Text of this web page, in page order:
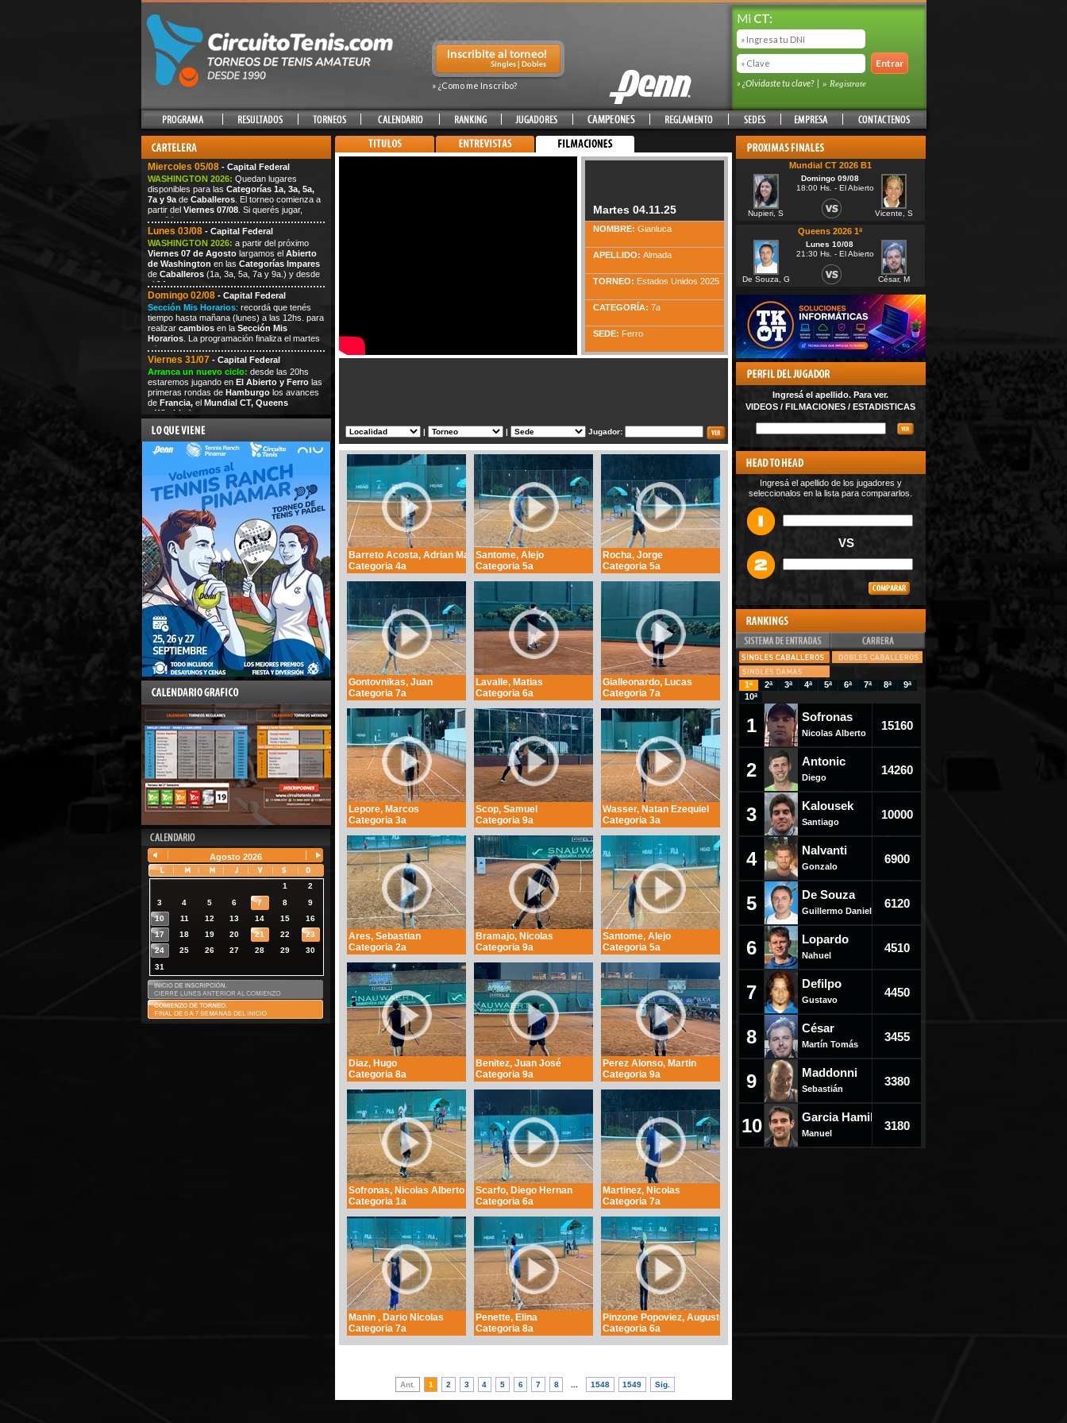
» ¿Como me Inscribo?
Mi CT:
» ¿Olvidaste tu clave? | » Registrate
Miercoles 05/08 - Capital Federal
WASHINGTON 2026: Quedan lugares
disponibles para las Categorías 1a, 3a, 5a,
7a y 9a deCaballeros. El torneo comienza a
partir del Viernes 07/08. Si querés jugar,
escribi
Lunes 03/08 - Capital Federal
WASHINGTON 2026: a partir del próximo
Viernes 07 de Agosto largamos el Abierto
de Washington en las Categorías Impares
de Caballeros(1a, 3a, 5a, 7a y 9a.) y desde
el14
Domingo 02/08 - Capital Federal
Sección Mis Horarios: recordá que tenés
tiempo hasta mañana (lunes) a las 12hs. para
realizar cambios en la Sección Mis
Horarios. La programación finaliza el martes
a las
Viernes 31/07 - Capital Federal
Arranca un nuevo ciclo: desde las 20hs
estaremos jugando en El Abierto y Ferro las
primeras rondas de Hamburgo los avances
de Francia,el Mundial CT, Queens
Wimbledon
Agosto 2026
1
2
3
4 5 6 7 8
9
10
11 12 13 14 15
16
17
18 19 20 21 22
23
24
25 26 27 28 29
30
31
Martes 04.11.25
NOMBRE: Gianluca
APELLIDO: Almada
TORNEO: Estados Unidos 2025
CATEGORÍA: 7a
SEDE: Ferro
| | Jugador:
Barreto Acosta, Adrian Martin
Categoria 4a
Santome, Alejo
Categoria 5a
Rocha, Jorge
Categoria 5a
Gontovnikas, Juan
Categoria 7a
Lavalle, Matias
Categoria 6a
Gialleonardo, Lucas
Categoria 7a
Lepore, Marcos
Categoria 3a
Scop, Samuel
Categoria 9a
Wasser, Natan Ezequiel
Categoria 3a
Ares, Sebastian
Categoria 2a
Bramajo, Nicolas
Categoria 9a
Santome, Alejo
Categoria 5a
Diaz, Hugo
Categoria 8a
Benitez, Juan José
Categoria 9a
Perez Alonso, Martin
Categoria 9a
Sofronas, Nicolas Alberto
Categoria 1a
Scarfo, Diego Hernan
Categoria 6a
Martinez, Nicolas
Categoria 7a
Manin , Dario Nicolas
Categoria 7a
Penette, Elina
Categoria 8a
Pinzone Popoviez, Augusto Ezequiel
Categoria 6a
Ant. 1 2 3 4 5 6 7 8 1548 1549 Sig.
Mundial CT 2026 B1
Nupieri, S
Domingo 09/08
18:00 Hs. - El Abierto
Vicente, S
Queens 2026 1ª
De Souza, G
Lunes 10/08
21:30 Hs. - El Abierto
César, M
Ingresá el apellido. Para ver.
VIDEOS / FILMACIONES / ESTADISTICAS
Ingresá el apellido de los jugadores y
seleccionalos en la lista para compararlos.
VS
1ª 2ª 3ª 4ª 5ª 6ª 7ª 8ª
9ª
10ª
1 Sofronas
Nicolas Alberto
15160
2 Antonic
Diego
14260
3 Kalousek
Santiago
10000
4 Nalvanti
Gonzalo
6900
5 De Souza
Guillermo Daniel
6120
6 Lopardo
Nahuel
4510
7 Defilpo
Gustavo
4450
8 César
Martín Tomás
3455
9 Maddonni
Sebastián
3380
10 Garcia Hamilton
Manuel
3180